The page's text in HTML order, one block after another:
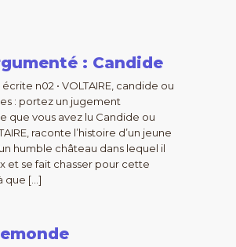
: Candide
n02 • VOLTAIRE, candide ou
: portez un jugement
que vous avez lu Candide ou
raconte l’histoire d’un jeune
humble château dans lequel il
et se fait chasser pour cette
que […]